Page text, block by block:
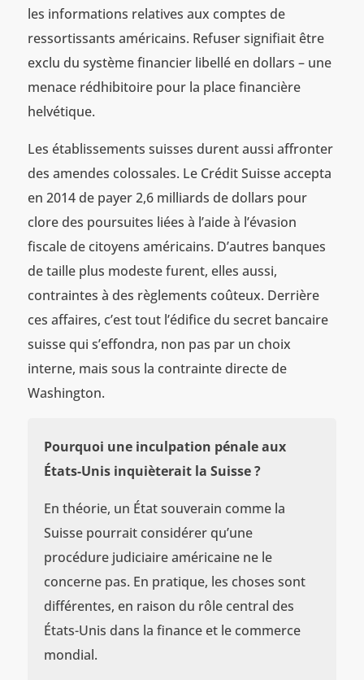
les informations relatives aux comptes de
ressortissants américains. Refuser signifiait être
exclu du système financier libellé en dollars – une
menace rédhibitoire pour la place financière
helvétique.
Les établissements suisses durent aussi affronter
des amendes colossales. Le Crédit Suisse accepta
en 2014 de payer 2,6 milliards de dollars pour
clore des poursuites liées à l’aide à l’évasion
fiscale de citoyens américains. D’autres banques
de taille plus modeste furent, elles aussi,
contraintes à des règlements coûteux. Derrière
ces affaires, c’est tout l’édifice du secret bancaire
suisse qui s’effondra, non pas par un choix
interne, mais sous la contrainte directe de
Washington.
Pourquoi une inculpation pénale aux
États-Unis inquièterait la Suisse ?
En théorie, un État souverain comme la
Suisse pourrait considérer qu’une
procédure judiciaire américaine ne le
concerne pas. En pratique, les choses sont
différentes, en raison du rôle central des
États-Unis dans la finance et le commerce
mondial.